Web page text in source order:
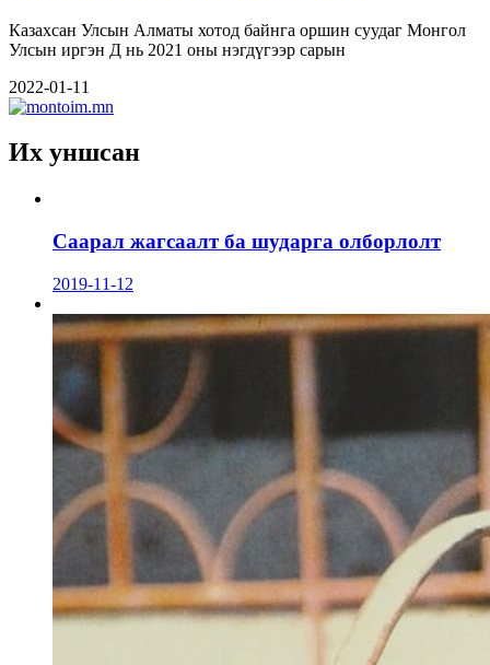
Казахсан Улсын Алматы хотод байнга оршин суудаг Монгол
Улсын иргэн Д нь 2021 оны нэгдүгээр сарын
2022-01-11
Их уншсан
Саарал жагсаалт ба шударга олборлолт
2019-11-12